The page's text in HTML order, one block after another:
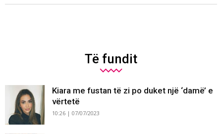
Të fundit
Kiara me fustan të zi po duket një ‘damë’ e
vërtetë
10:26 | 07/07/2023